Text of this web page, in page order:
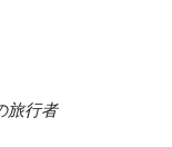
旅行者